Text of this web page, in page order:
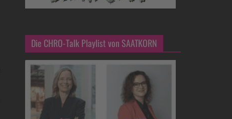
Die CHRO-Talk Playlist von SAATKORN